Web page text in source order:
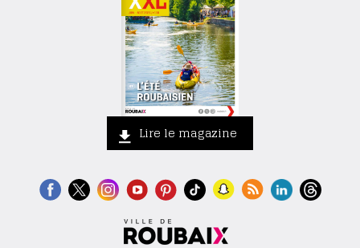
Lire le magazine